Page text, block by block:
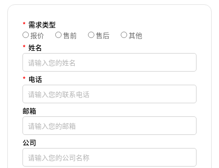
* 需求类型
报价
售前 售后
其他
* 姓名
* 电话
邮箱
公司